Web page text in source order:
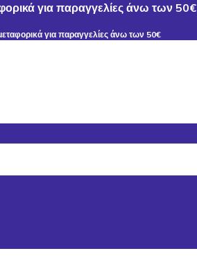
για παραγγελίες άνω των 50€
για παραγγελίες άνω των 50€